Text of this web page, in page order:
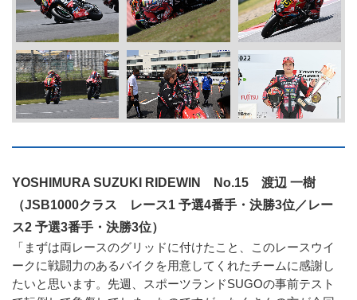
YOSHIMURA SUZUKI RIDEWIN No.15 渡辺 一樹
（JSB1000クラス レース1 予選4番手・決勝3位／レー
ス2 予選3番手・決勝3位）
「まずは両レースのグリッドに付けたこと、このレースウイ
ークに戦闘力のあるバイクを用意してくれたチームに感謝し
たいと思います。先週、スポーツランドSUGOの事前テスト